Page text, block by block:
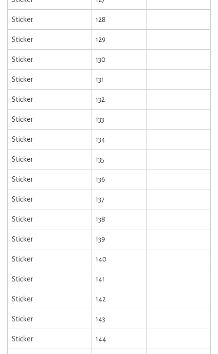
Sticker 128
Sticker 129
Sticker 130
Sticker 131
Sticker 132
Sticker 133
Sticker 134
Sticker 135
Sticker 136
Sticker 137
Sticker 138
Sticker 139
Sticker 140
Sticker 141
Sticker 142
Sticker 143
Sticker 144